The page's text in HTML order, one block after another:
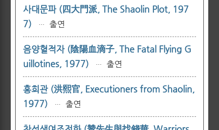
사대문파 (四大門派, The Shaolin Plot, 197
7)
··· 출연
음양혈적자 (陰陽血滴子, The Fatal Flying G
uillotines, 1977)
··· 출연
홍희관 (洪熙官, Executioners from Shaolin,
1977)
··· 출연